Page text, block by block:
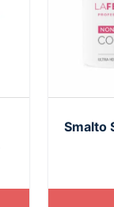
Smalto